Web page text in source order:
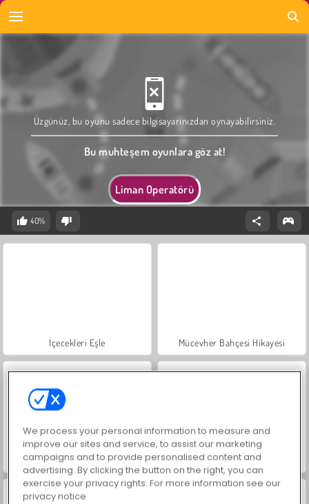
Liman Operatörü
Üzgünüz, bu oyunu sadece bilgisayarınızdan oynayabilirsiniz.
Bu muhteşem oyunlara göz at!
40%
İçecekleri Eşle Mücevher Bahçesi Hikayesi
Büyük Mahjong Eşleme Trollface Quest: USA 2
We process your personal information to measure and
improve our sites and service, to assist our marketing
campaigns and to provide personalised content and
advertising. By clicking the button on the right, you can
exercise your privacy rights. For more information see our
privacy notice